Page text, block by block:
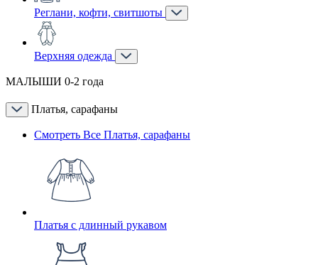
Реглани, кофти, свитшоты
Верхняя одежда
МАЛЫШИ 0-2 года
Платья, сарафаны
Смотреть Все Платья, сарафаны
Платья с длинный рукавом